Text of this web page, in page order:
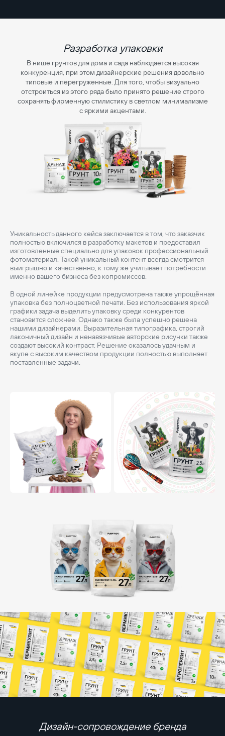
Разработка упаковки
В нише грунтов для дома и сада наблюдается высокая
конкуренция, при этом дизайнерские решения довольно
типовые и перегруженные. Для того, чтобы визуально
отстроиться из этого ряда было принято решение строго
сохранять фирменную стилистику в светлом минимализме
с яркими акцентами.
Уникальность данного кейса заключается в том, что заказчик
полностью включился в разработку макетов и предоставил
изготовленные специально для упаковок профессиональный
фотоматериал. Такой уникальный контент всегда смотрится
выигрышно и качественно, к тому же учитывает потребности
именно вашего бизнеса без копромиссов.
В одной линейке продукции предусмотрена также упрощённая
упаковка без полноцветной печати. Без использования яркой
графики задача выделить упаковку среди конкурентов
становится сложнее. Однако также была успешно решена
нашими дизайнерами. Выразительная типографика, строгий
лаконичный дизайн и ненавязчивые авторские рисунки также
создают высокий контраст. Решение оказалось удачным и
вкупе с высоким качеством продукции полностью выполняет
поставленные задачи.
Дизайн-сопровождение бренда